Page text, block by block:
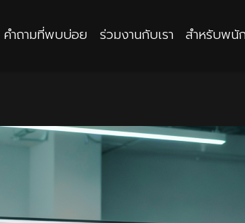
คำถามที่พบบ่อย ร่วมงานกับเรา สำหรับพนั